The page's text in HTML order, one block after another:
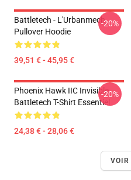
Battletech - L'Urbanmech
Pullover Hoodie
39,51 € - 45,95 €
-20%
Phoenix Hawk IIC Invisible
Battletech T-Shirt Essentiel
24,38 € - 28,06 €
-20%
VOIR